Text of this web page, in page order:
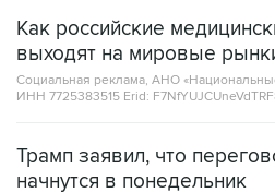
Как российские
выходят на мировые
Социальная реклама, АНО
ИНН 7725383515 Erid:
Трамп заявил, что
начнутся в понедельник